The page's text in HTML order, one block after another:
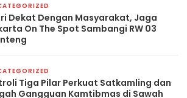
Dekat Dengan Masyarakat, Jaga
On The Spot Sambangi RW 03
Tiga Pilar Perkuat Satkamling dan
Gangguan Kamtibmas di Sawah